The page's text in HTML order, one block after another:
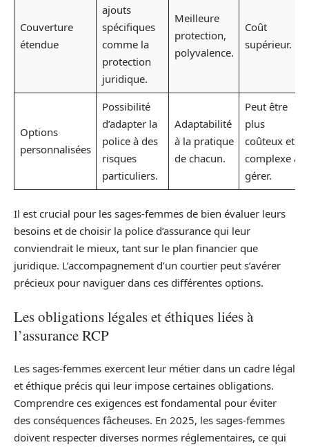
Couverture
étendue
ajouts
spécifiques
comme la
protection
juridique.
Meilleure
protection,
polyvalence.
Coût
supérieur.
Options
personnalisées
Possibilité
d’adapter la
police à des
risques
particuliers.
Adaptabilité
à la pratique
de chacun.
Peut être
plus
coûteux et
complexe à
gérer.
Il est crucial pour les sages-femmes de bien évaluer leurs
besoins et de choisir la police d’assurance qui leur
conviendrait le mieux, tant sur le plan financier que
juridique. L’accompagnement d’un courtier peut s’avérer
précieux pour naviguer dans ces différentes options.
Les obligations légales et éthiques liées à
l’assurance RCP
Les sages-femmes exercent leur métier dans un cadre légal
et éthique précis qui leur impose certaines obligations.
Comprendre ces exigences est fondamental pour éviter
des conséquences fâcheuses. En 2025, les sages-femmes
doivent respecter diverses normes réglementaires, ce qui